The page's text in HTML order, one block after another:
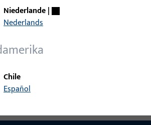
B-78430-08-0-1 | Drückerstift |
ansehen
Niederlande|
Nederlands
Chile
Español